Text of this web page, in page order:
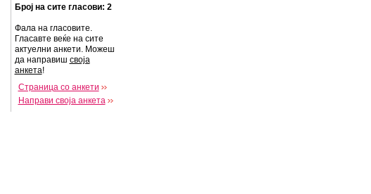
Број на сите гласови: 2
Фала на гласовите.
Гласавте веќе на сите
актуелни анкети. Можеш
да направиш своја
анкета!
Страница со анкети
Направи своја анкета